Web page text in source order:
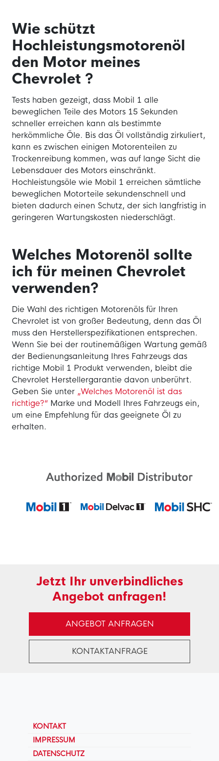
Wie schützt
Hochleistungsmotorenöl
den Motor meines
Chevrolet ?
Tests haben gezeigt, dass Mobil 1 alle
beweglichen Teile des Motors 15 Sekunden
schneller erreichen kann als bestimmte
herkömmliche Öle. Bis das Öl vollständig zirkuliert,
kann es zwischen einigen Motorenteilen zu
Trockenreibung kommen, was auf lange Sicht die
Lebensdauer des Motors einschränkt.
Hochleistungsöle wie Mobil 1 erreichen sämtliche
beweglichen Motorteile sekundenschnell und
bieten dadurch einen Schutz, der sich langfristig in
geringeren Wartungskosten niederschlägt.
Welches Motorenöl sollte
ich für meinen Chevrolet
verwenden?
Die Wahl des richtigen Motorenöls für Ihren
Chevrolet ist von großer Bedeutung, denn das Öl
muss den Herstellerspezifikationen entsprechen.
Wenn Sie bei der routinemäßigen Wartung gemäß
der Bedienungsanleitung Ihres Fahrzeugs das
richtige Mobil 1 Produkt verwenden, bleibt die
Chevrolet Herstellergarantie davon unberührt.
Geben Sie unter „Welches Motorenöl ist das
richtige?“ Marke und Modell Ihres Fahrzeugs ein,
um eine Empfehlung für das geeignete Öl zu
erhalten.
Jetzt Ihr unverbindliches
Angebot anfragen!
ANGEBOT ANFRAGEN
KONTAKTANFRAGE
KONTAKT
IMPRESSUM
DATENSCHUTZ